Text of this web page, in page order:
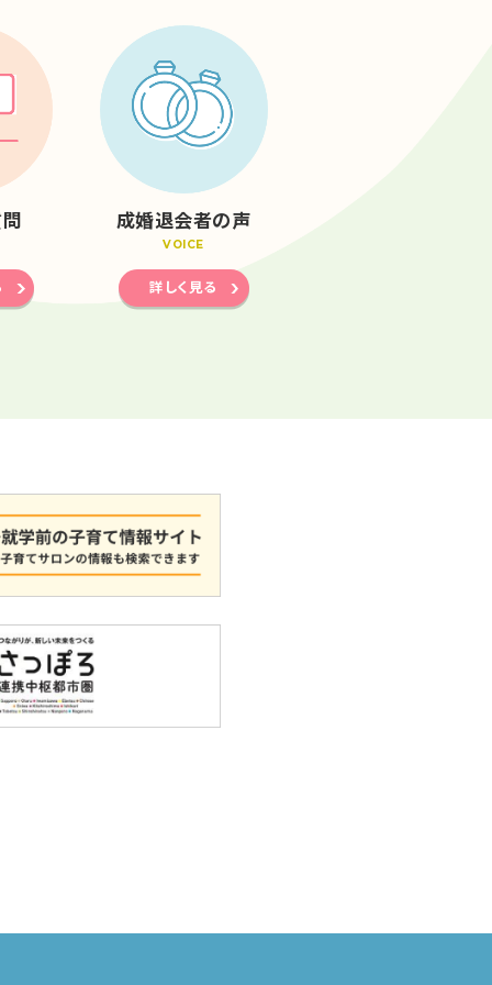
成婚退会者の声
VOICE
詳しく見る